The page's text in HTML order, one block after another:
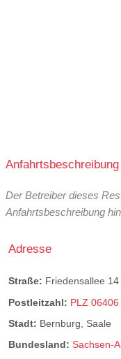
Anfahrtsbeschreibung
Der Betreiber dieses
Anfahrtsbeschreibung
Adresse
Straße: Friedensallee 14
Postleitzahl: PLZ 06406
Stadt: Bernburg, Saale
Bundesland: Sachsen-